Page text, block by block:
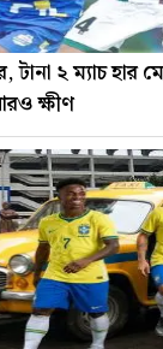
২ ম্যাচ হার
ক্ষীণ